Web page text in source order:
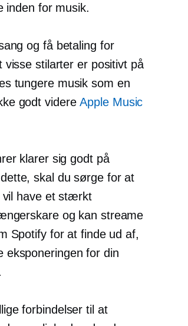
inden for musik.
og få betaling for
visse stilarter er positivt på
tungere musik som en
godt videreApple Music
klarer sig godt på
skal du sørge for at
vil have et stærkt
og kan streame
Spotify for at finde ud af,
eksponeringen for din
forbindelser til at